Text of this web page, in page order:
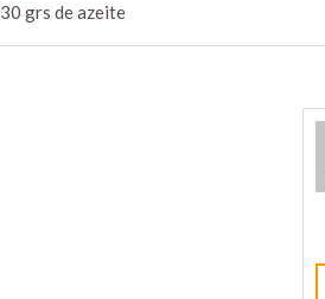
30 grs de azeite